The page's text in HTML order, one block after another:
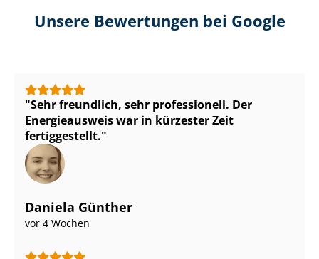
Unsere Bewertungen bei Google
Sehr freundlich, sehr professionell. Der
Energieausweis war in kürzester Zeit
fertiggestellt.
Daniela Günther
vor 4 Wochen